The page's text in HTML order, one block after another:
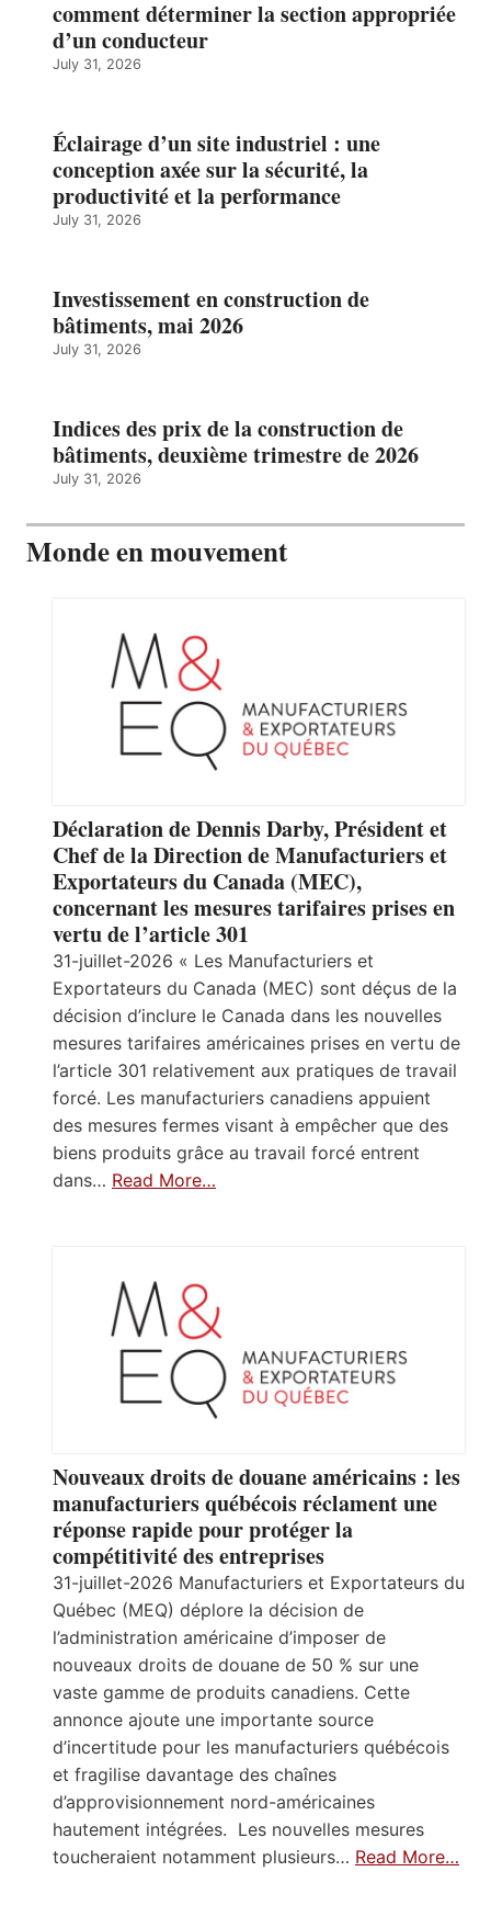
comment déterminer la section appropriée
d’un conducteur
July 31, 2026
Éclairage d’un site industriel : une
conception axée sur la sécurité, la
productivité et la performance
July 31, 2026
Investissement en construction de
bâtiments, mai 2026
July 31, 2026
Indices des prix de la construction de
bâtiments, deuxième trimestre de 2026
July 31, 2026
Monde en mouvement
Déclaration de Dennis Darby, Président et
Chef de la Direction de Manufacturiers et
Exportateurs du Canada (MEC),
concernant les mesures tarifaires prises en
vertu de l’article 301
31-juillet-2026 « Les Manufacturiers et
Exportateurs du Canada (MEC) sont déçus de la
décision d’inclure le Canada dans les nouvelles
mesures tarifaires américaines prises en vertu de
l’article 301 relativement aux pratiques de travail
forcé. Les manufacturiers canadiens appuient
des mesures fermes visant à empêcher que des
biens produits grâce au travail forcé entrent
dans… Read More…
Nouveaux droits de douane américains : les
manufacturiers québécois réclament une
réponse rapide pour protéger la
compétitivité des entreprises
31-juillet-2026 Manufacturiers et Exportateurs du
Québec (MEQ) déplore la décision de
l’administration américaine d’imposer de
nouveaux droits de douane de 50 % sur une
vaste gamme de produits canadiens. Cette
annonce ajoute une importante source
d’incertitude pour les manufacturiers québécois
et fragilise davantage des chaînes
d’approvisionnement nord-américaines
hautement intégrées. Les nouvelles mesures
toucheraient notamment plusieurs… Read More…